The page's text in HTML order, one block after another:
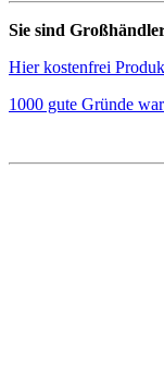
Sie sind
Hier kostenfrei
1000 gute Gründe